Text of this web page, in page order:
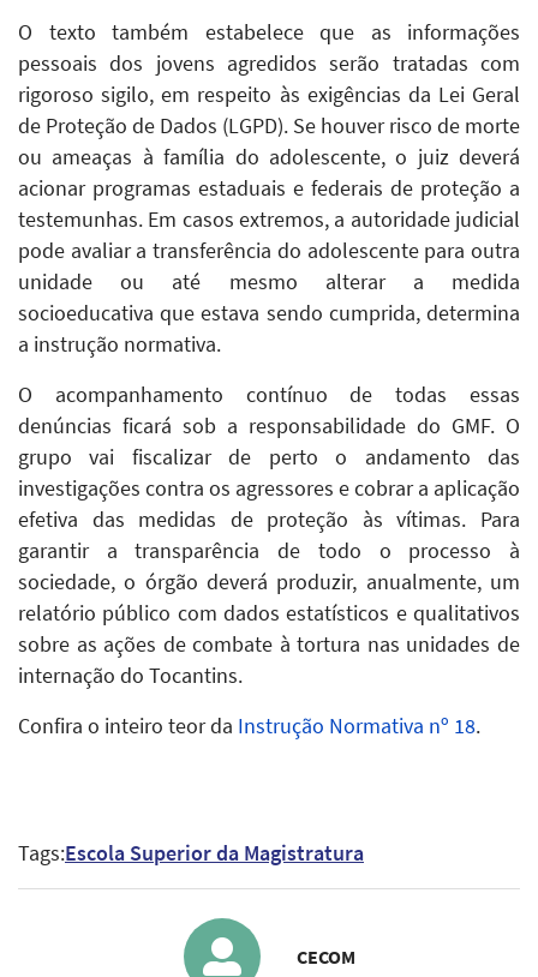
O texto também estabelece que as informações
pessoais dos jovens agredidos serão tratadas com
rigoroso sigilo, em respeito às exigências da Lei Geral
de Proteção de Dados (LGPD). Se houver risco de morte
ou ameaças à família do adolescente, o juiz deverá
acionar programas estaduais e federais de proteção a
testemunhas. Em casos extremos, a autoridade judicial
pode avaliar a transferência do adolescente para outra
unidade ou até mesmo alterar a medida
socioeducativa que estava sendo cumprida, determina
a instrução normativa.
O acompanhamento contínuo de todas essas
denúncias ficará sob a responsabilidade do GMF. O
grupo vai fiscalizar de perto o andamento das
investigações contra os agressores e cobrar a aplicação
efetiva das medidas de proteção às vítimas. Para
garantir a transparência de todo o processo à
sociedade, o órgão deverá produzir, anualmente, um
relatório público com dados estatísticos e qualitativos
sobre as ações de combate à tortura nas unidades de
internação do Tocantins.
Confira o inteiro teor da Instrução Normativa nº 18.
Tags:Escola Superior da Magistratura
CECOM